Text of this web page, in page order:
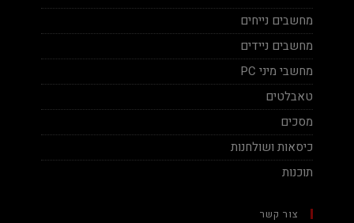
מחשבים נייחים
מחשבים ניידים
מחשבי מיני PC
טאבלטים
מסכים
כיסאות ושולחנות
תוכנות
צור קשר